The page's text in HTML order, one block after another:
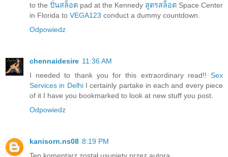
to the ปั่นสล็อต pad at the Kennedy สูตรสล็อต Space Center
in Florida to VEGA123 conduct a dummy countdown.
Odpowiedz
chennaidesire 11:36 AM
I needed to thank you for this extraordinary read!! Sex
Services in DelhiI certainly partake in each and every piece
of it I have you bookmarked to look at new stuff you post.
Odpowiedz
kanisorn.ns08 8:19 PM